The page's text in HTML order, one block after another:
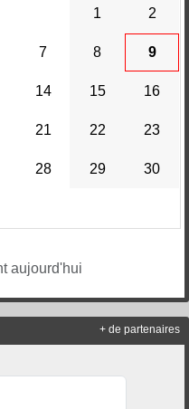
1 2
7 8 9
14 15 16
21 22 23
28 29 30
aujourd'hui
+ de partenaires